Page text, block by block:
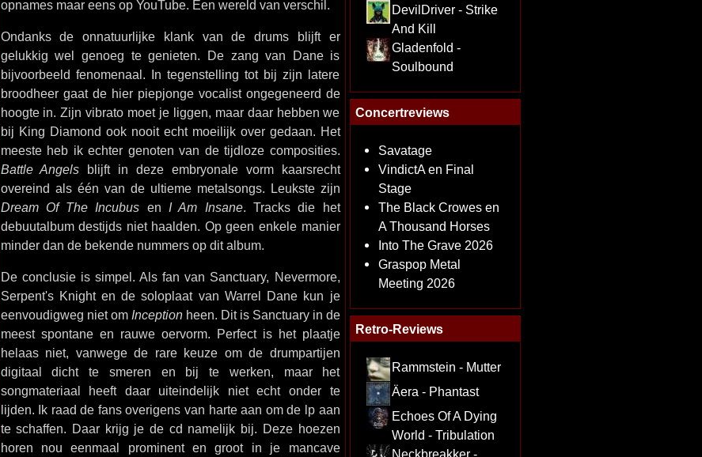
opnames maar eens op YouTube. Een wereld van verschil.
Ondanks de onnatuurlijke klank van de drums blijft er
gelukkig wel genoeg te genieten. De zang van Dane is
bijvoorbeeld fenomenaal. In tegenstelling tot bij zijn latere
broodheer gaat de hier piepjonge vocalist ongegeneerd de
hoogte in. Zijn vibrato moet je liggen, maar daar hebben we
bij King Diamond ook nooit echt moeilijk over gedaan. Het
meeste heb ik echter genoten van de tijdloze composities.
Battle Angels blijft in deze embryonale vorm kaarsrecht
overeind als één van de ultieme metalsongs. Leukste zijn
Dream Of The Incubus en I Am Insane. Tracks die het
debuutalbum destijds niet haalden. Op geen enkele manier
minder dan de bekende nummers op dit album.
De conclusie is simpel. Als fan van Sanctuary, Nevermore,
Serpent's Knight en de soloplaat van Warrel Dane kun je
eenvoudigweg niet om Inceptionheen. Dit is Sanctuary in de
meest spontane en rauwe oervorm. Perfect is het plaatje
helaas niet, vanwege de rare keuze om de drumpartijen
digitaal dicht te smeren en bij te werken, maar het
songmateriaal heeft daar uiteindelijk niet echt onder te
lijden. Ik raad de fans overigens van harte aan om de lp aan
te schaffen. Daar krijg je de cd namelijk bij. Deze hoezen
horen nou eenmaal prominent en groot in je mancave
DevilDriver - Strike
And Kill
Gladenfold -
Soulbound
Concertreviews
Savatage
VindictA en Final
Stage
The Black Crowes en
A Thousand Horses
Into The Grave 2026
Graspop Metal
Meeting 2026
Retro-Reviews
Rammstein - Mutter
Äera - Phantast
Echoes Of A Dying
World - Tribulation
Neckbreakker -